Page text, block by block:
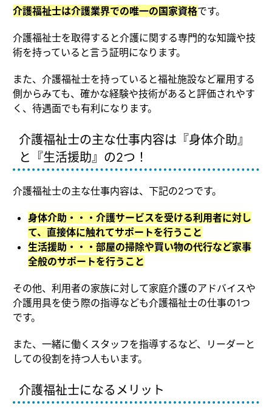
介護福祉士は介護業界での唯一の国家資格です。
介護福祉士を取得すると介護に関する専門的な知識や技
術を持っていると言う証明になります。
また、介護福祉士を持っていると福祉施設など雇用する
側からみても、確かな経験や技術があると評価されやす
く、待遇面でも有利になります。
介護福祉士の主な仕事内容は『身体介助』
と『生活援助』の2つ！
介護福祉士の主な仕事内容は、下記の2つです。
身体介助・・・介護サービスを受ける利用者に対し
て、直接体に触れてサポートを行うこと
生活援助・・・部屋の掃除や買い物の代行など家事
全般のサポートを行うこと
その他、利用者の家族に対して家庭介護のアドバイスや
介護用具を使う際の指導なども介護福祉士の仕事の1つ
です。
また、一緒に働くスタッフを指導するなど、リーダーと
しての役割を持つ人もいます。
介護福祉士になるメリット